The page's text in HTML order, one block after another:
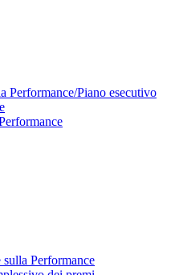
Performance/Piano esecutivo
sulla Performance